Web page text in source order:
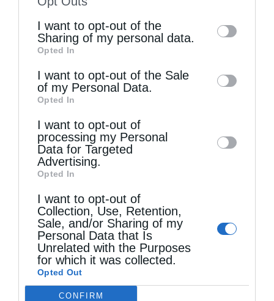
information by third parties on the IAB’s list
of downstream participants. This
information may also be disclosed by us to
third parties on theIAB’s List of
Downstream Participants
disclose it to other third parties.
I want to opt-out of the
Sharing of my personal data.
Opted In
I want to opt-out of the Sale
of my Personal Data.
Opted In
I want to opt-out of
processing my Personal
Data for Targeted
Advertising.
Opted In
I want to opt-out of
Collection, Use, Retention,
Sale, and/or Sharing of my
Personal Data that Is
Unrelated with the Purposes
for which it was collected.
Opted Out
CONFIRM
Ετήσιο Μνημόσυνο του Αοιδίμου Μητροπολίτου
Χειροθεσία Πνευματικού και Οικονόμου στις
Πινακάτες